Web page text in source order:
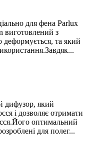
для фена Parlux
виготовлений з
деформується, та який
дифузор, який
і дозволяє отримати
оптимальний
для полег...